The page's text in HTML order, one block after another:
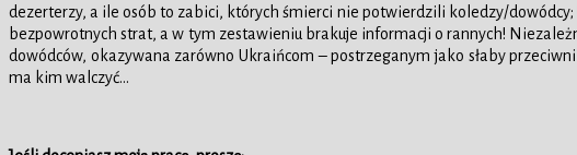
dezerterzy, a ile osób to zabici, których śmierci nie potwierdzili koledzy/dowódcy;
bezpowrotnych strat, a w tym zestawieniu brakuje informacji o rannych!
dowódców, okazywana zarówno Ukraińcom – postrzeganym jako słaby
ma kim walczyć…